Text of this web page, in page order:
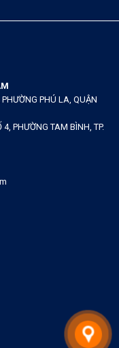
PHÚ LA, QUẬN
PHƯỜNG TAM BÌNH, TP.